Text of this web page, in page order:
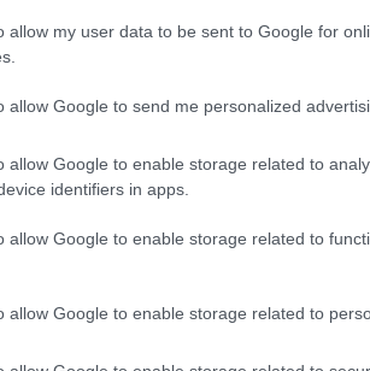
allow my user data to be sent to Google for
allow Google to send me personalized
allow Google to enable storage related to
identifiers in apps.
allow Google to enable storage related to
allow Google to enable storage related to
έχουν αναλυθεί από
διαπραγμάτευσης.
φαίνεται να βρίσκεται αλλού: όχι
αλλά στην εγκαθίδρυση ενός
τη γεωγραφική θέση της
πολιτικής πίεσης.
δήλωσης δεν είναι τυχαία.